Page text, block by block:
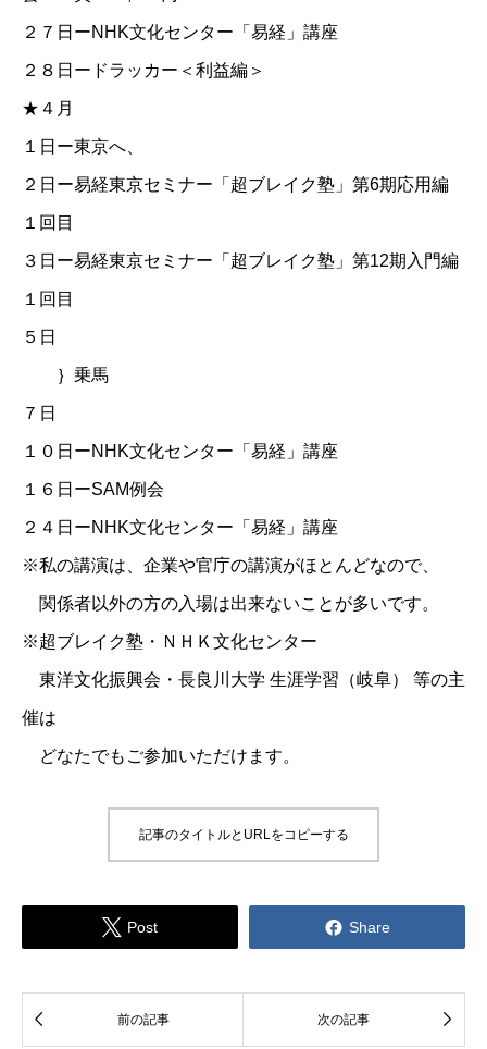
２７日ーNHK文化センター「易経」講座
２８日ードラッカー＜利益編＞
★４月
１日ー東京へ、
２日ー易経東京セミナー「超ブレイク塾」第6期応用編
１回目
３日ー易経東京セミナー「超ブレイク塾」第12期入門編
１回目
５日
｝乗馬
７日
１０日ーNHK文化センター「易経」講座
１６日ーSAM例会
２４日ーNHK文化センター「易経」講座
※私の講演は、企業や官庁の講演がほとんどなので、
関係者以外の方の入場は出来ないことが多いです。
※超ブレイク塾・ＮＨＫ文化センター
東洋文化振興会・長良川大学 生涯学習（岐阜） 等の主
催は
どなたでもご参加いただけます。
記事のタイトルとURLをコピーする
 Post  Share
 前の記事 次の記事 